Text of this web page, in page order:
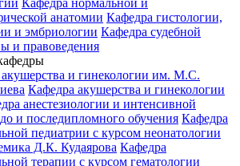
Кафедра нормальной и
анатомии Кафедра гистологии,
и эмбриологии Кафедра судебной
и правоведения
и гинекологии им. М.С.
Кафедра акушерства и гинекологии
анестезиологии и интенсивной
и последипломного обучения Кафедра
педиатрии с курсом неонатологии
Д.К. Кудаярова Кафедра
терапии с курсом гематологии